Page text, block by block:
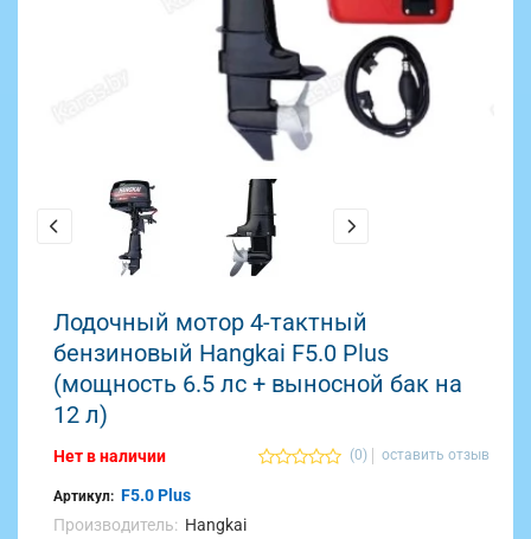
Лодочный мотор 4-тактный
бензиновый Hangkai F5.0 Plus
(мощность 6.5 лс + выносной бак на
12 л)
Нет в наличии (0) оставить отзыв
Артикул: F5.0 Plus
Производитель: Hangkai